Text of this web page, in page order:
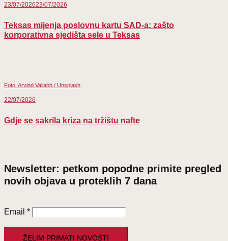
23/07/202623/07/2026
Teksas mijenja poslovnu kartu SAD-a: zašto
korporativna sjedišta sele u Teksas
Foto: Arvind Vallabh / Unsplash
22/07/2026
Gdje se sakrila kriza na tržištu nafte
Newsletter: petkom popodne primite pregled
novih objava u proteklih 7 dana
Email *